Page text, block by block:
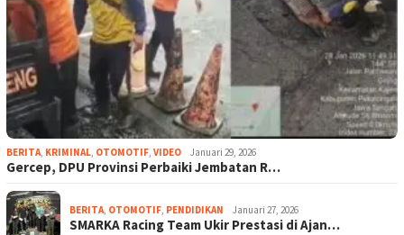
BERITA, KRIMINAL, OTOMOTIF, VIDEO Januari 29, 2026
Gercep, DPU Provinsi Perbaiki Jembatan R…
BERITA, OTOMOTIF, PENDIDIKAN Januari 27, 2026
SMARKA Racing Team Ukir Prestasi di Ajan…